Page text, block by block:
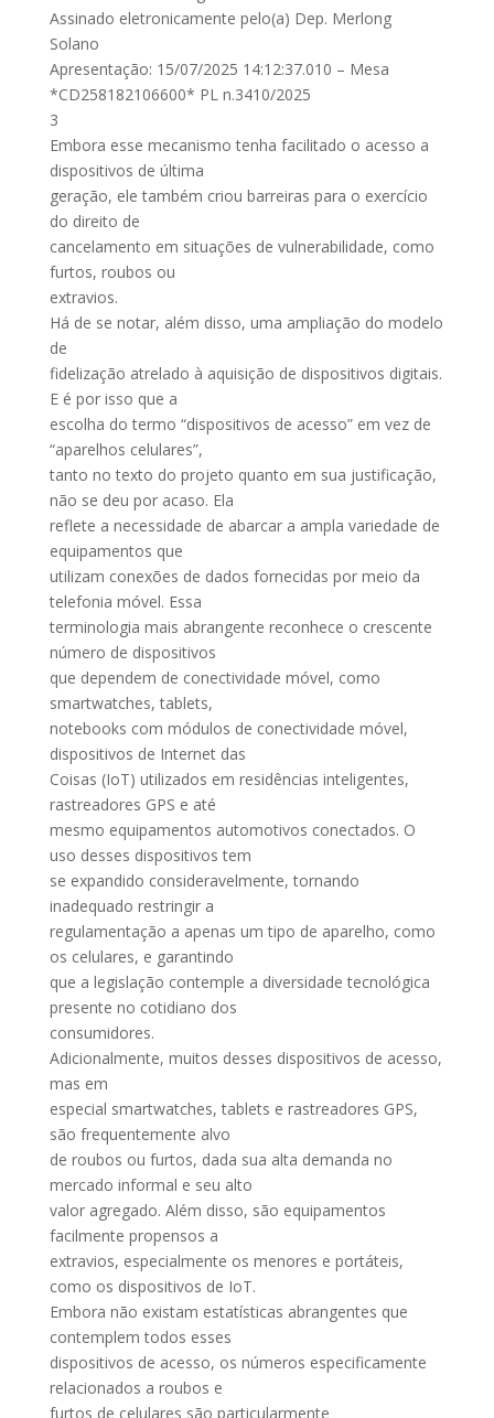
Assinado eletronicamente pelo(a) Dep. Merlong
Solano
Apresentação: 15/07/2025 14:12:37.010 – Mesa
*CD258182106600* PL n.3410/2025
3
Embora esse mecanismo tenha facilitado o acesso a
dispositivos de última
geração, ele também criou barreiras para o exercício
do direito de
cancelamento em situações de vulnerabilidade, como
furtos, roubos ou
extravios.
Há de se notar, além disso, uma ampliação do modelo
de
fidelização atrelado à aquisição de dispositivos digitais.
E é por isso que a
escolha do termo “dispositivos de acesso” em vez de
“aparelhos celulares”,
tanto no texto do projeto quanto em sua justificação,
não se deu por acaso. Ela
reflete a necessidade de abarcar a ampla variedade de
equipamentos que
utilizam conexões de dados fornecidas por meio da
telefonia móvel. Essa
terminologia mais abrangente reconhece o crescente
número de dispositivos
que dependem de conectividade móvel, como
smartwatches, tablets,
notebooks com módulos de conectividade móvel,
dispositivos de Internet das
Coisas (IoT) utilizados em residências inteligentes,
rastreadores GPS e até
mesmo equipamentos automotivos conectados. O
uso desses dispositivos tem
se expandido consideravelmente, tornando
inadequado restringir a
regulamentação a apenas um tipo de aparelho, como
os celulares, e garantindo
que a legislação contemple a diversidade tecnológica
presente no cotidiano dos
consumidores.
Adicionalmente, muitos desses dispositivos de acesso,
mas em
especial smartwatches, tablets e rastreadores GPS,
são frequentemente alvo
de roubos ou furtos, dada sua alta demanda no
mercado informal e seu alto
valor agregado. Além disso, são equipamentos
facilmente propensos a
extravios, especialmente os menores e portáteis,
como os dispositivos de IoT.
Embora não existam estatísticas abrangentes que
contemplem todos esses
dispositivos de acesso, os números especificamente
relacionados a roubos e
furtos de celulares são particularmente